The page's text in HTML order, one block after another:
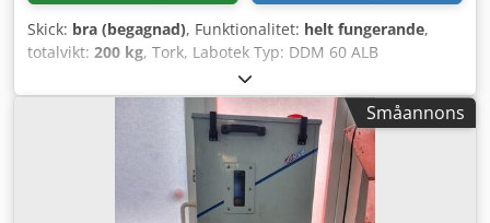
Skick: bra (begagnad), Funktionalitet: helt fungerande,
totalvikt: 200 kg, Tork, Labotek Typ: DDM 60 ALB
Materialtransportör, Labotek CON-EVATOR Typ: PGT 4/DDM
Crsdpjvrubnofx Apyef Effekt: 0,5 kW PRISSÄNKNING FRÅN
Småannons